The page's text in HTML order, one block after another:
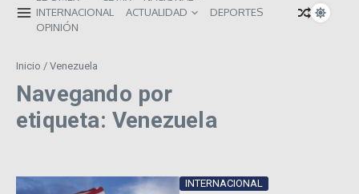
INTERNACIONAL
ACTUALIDAD
DEPORTES
OPINIÓN
Inicio / Venezuela
Navegando por
etiqueta: Venezuela
INTERNACIONAL